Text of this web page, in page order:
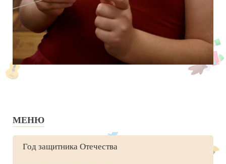
МЕНЮ
Год защитника Отечества